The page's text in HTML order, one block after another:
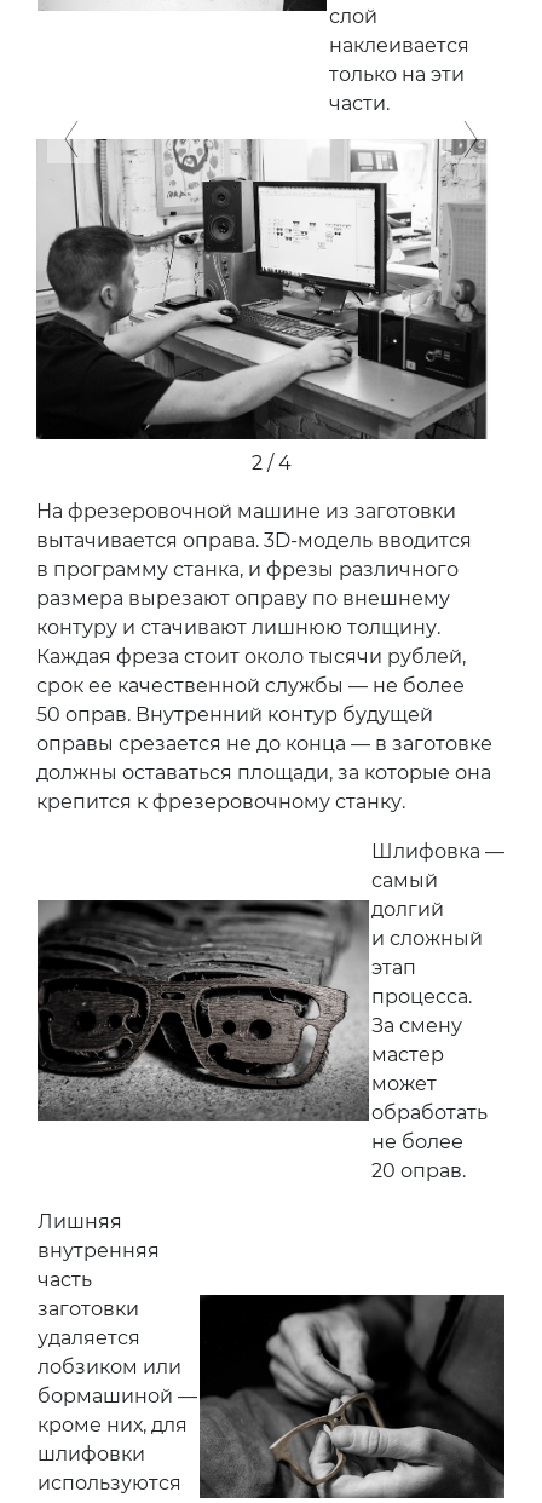
слой
наклеивается
только на эти
части.
2 / 4
На фрезеровочной машине из заготовки
вытачивается оправа. 3D-модель вводится
в программу станка, и фрезы различного
размера вырезают оправу по внешнему
контуру и стачивают лишнюю толщину.
Каждая фреза стоит около тысячи рублей,
срок ее качественной службы — не более
50 оправ. Внутренний контур будущей
оправы срезается не до конца — в заготовке
должны оставаться площади, за которые она
крепится к фрезеровочному станку.
Шлифовка —
самый
долгий
и сложный
этап
процесса.
За смену
мастер
может
обработать
не более
20 оправ.
Лишняя
внутренняя
часть
заготовки
удаляется
лобзиком или
бормашиной —
кроме них, для
шлифовки
используются